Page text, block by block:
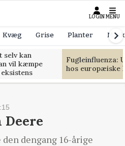
LOGIN MENU
Kvæg Grise Planter
selv kan
vil kæmpe
Fugleinfluenza:
hos europæiske
Deere
den dengang 16-årige